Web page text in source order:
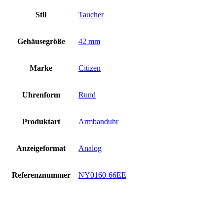
Stil Taucher
Gehäusegröße 42 mm
Marke Citizen
Uhrenform Rund
Produktart Armbanduhr
Anzeigeformat Analog
Referenznummer NY0160-66EE